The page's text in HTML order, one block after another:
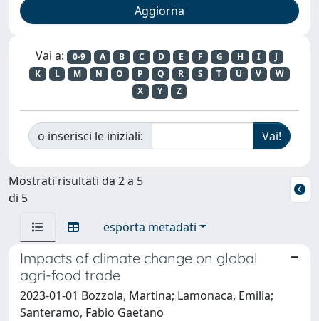
Vai a: 0-9 A B C D E F G H I
J
K
L M N O P Q R S T U V
W
X
Y Z
o inserisci le iniziali:
Mostrati risultati da 2 a 5
di 5
esporta metadati
Impacts of climate change on global
agri-food trade
2023-01-01 Bozzola, Martina; Lamonaca, Emilia;
Santeramo, Fabio Gaetano